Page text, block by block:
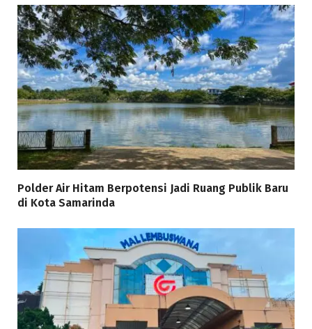
Polder Air Hitam Berpotensi Jadi Ruang Publik Baru
di Kota Samarinda